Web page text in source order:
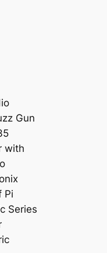
Gun
with
Pi
Series